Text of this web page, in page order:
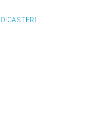
DICASTERI